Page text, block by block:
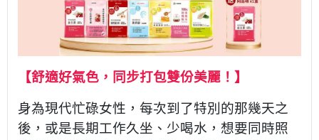
【舒適好氣色，同步打包雙份美麗！】
身為現代忙碌女性，每次到了特別的那幾天之
後，或是長期工作久坐、少喝水，想要同時照